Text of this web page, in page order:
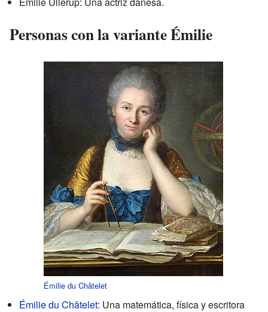
Personas con la variante Émilie
Émilie du Châtelet
Émilie du Châtelet: Una matemática, física y escritora